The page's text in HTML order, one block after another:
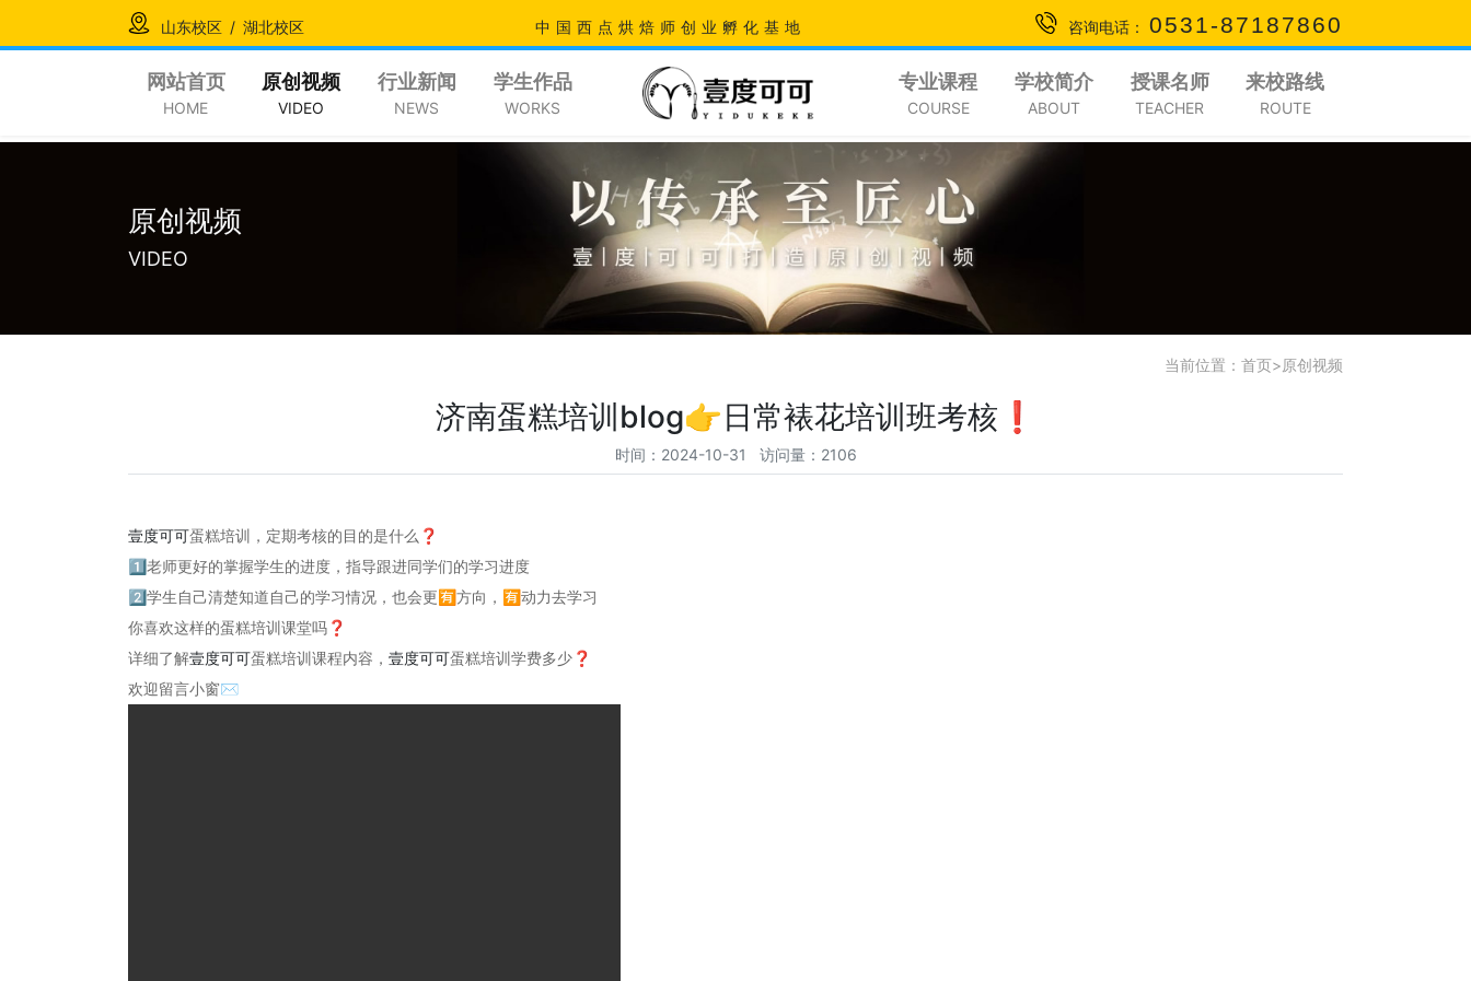
山东校区 / 湖北校区 中国西点烘焙师创业孵化基地 咨询电话： 0531-87187860
网站首页
HOME
原创视频
VIDEO
行业新闻
NEWS
学生作品
WORKS
专业课程
COURSE
学校简介
ABOUT
授课名师
TEACHER
来校路线
ROUTE
原创视频
VIDEO
当前位置： 首页>原创视频
济南蛋糕培训blog👉日常裱花培训班考核❗
时间：2024-10-31 访问量：2106
壹度可可蛋糕培训，定期考核的目的是什么❓
1⃣️老师更好的掌握学生的进度，指导跟进同学们的学习进度
2⃣️学生自己清楚知道自己的学习情况，也会更🈶️方向，🈶️动力去学习
你喜欢这样的蛋糕培训课堂吗❓
详细了解壹度可可蛋糕培训课程内容， 壹度可可蛋糕培训学费多少❓
欢迎留言小窗✉️